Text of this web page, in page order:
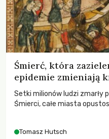
Śmierć, która
epidemie zmieniają
Setki milionów ludzi zmarły
Śmierci, całe miasta
największych katastrof w
Tomasz Hutsch